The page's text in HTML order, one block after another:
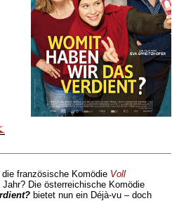
französische Komödie Voll
Die österreichische Komödie
bietet nun ein Déjà-vu – doch